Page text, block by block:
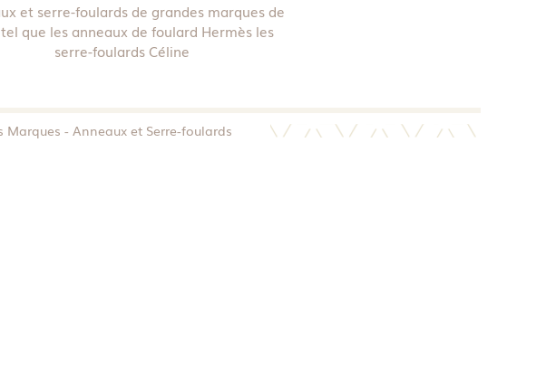
et serre-foulards de grandes marques de
que les anneaux de foulard Hermès les
serre-foulards Céline
Marques Anneaux et Serre-foulards